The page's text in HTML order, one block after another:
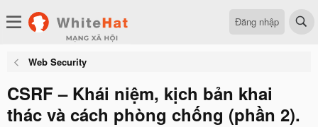
Đăng nhập
Web Security
CSRF – Khái niệm, kịch bản khai
thác và cách phòng chống (phần 2).